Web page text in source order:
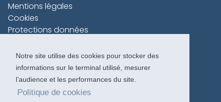
Notre site utilise des cookies pour stocker des
informations sur le terminal utilisé, mesurer
l’audience et les performances du site.
Politique de cookies
Mentions légales
Cookies
Protections données
Charte voyageur
Copyright 1996-2026